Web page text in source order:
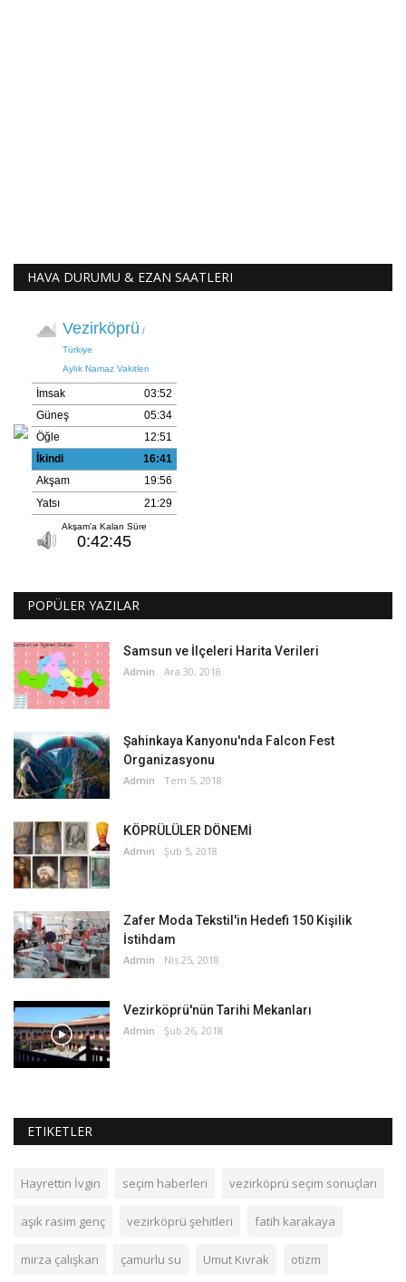
HAVA DURUMU & EZAN SAATLERI
POPÜLER YAZILAR
Samsun ve İlçeleri Harita Verileri
Admin Ara 30, 2018
Şahinkaya Kanyonu'nda Falcon Fest
Organizasyonu
Admin Tem 5, 2018
KÖPRÜLÜLER DÖNEMİ
Admin Şub 5, 2018
Zafer Moda Tekstil'in Hedefi 150 Kişilik
İstihdam
Admin Nis 25, 2018
Vezirköprü'nün Tarihi Mekanları
Admin Şub 26, 2018
ETIKETLER
Hayrettin İvgin seçim haberleri vezirköprü seçim sonuçları
aşık rasim genç vezirköprü şehitleri fatih karakaya
mirza çalışkan çamurlu su Umut Kıvrak otizm